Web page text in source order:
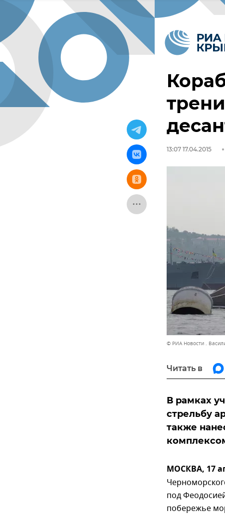
13:07 17.04.2015
© РИА Новости .
Читать в
В рамках
стрельбу
также
МОСКВА, 17
под
побережье